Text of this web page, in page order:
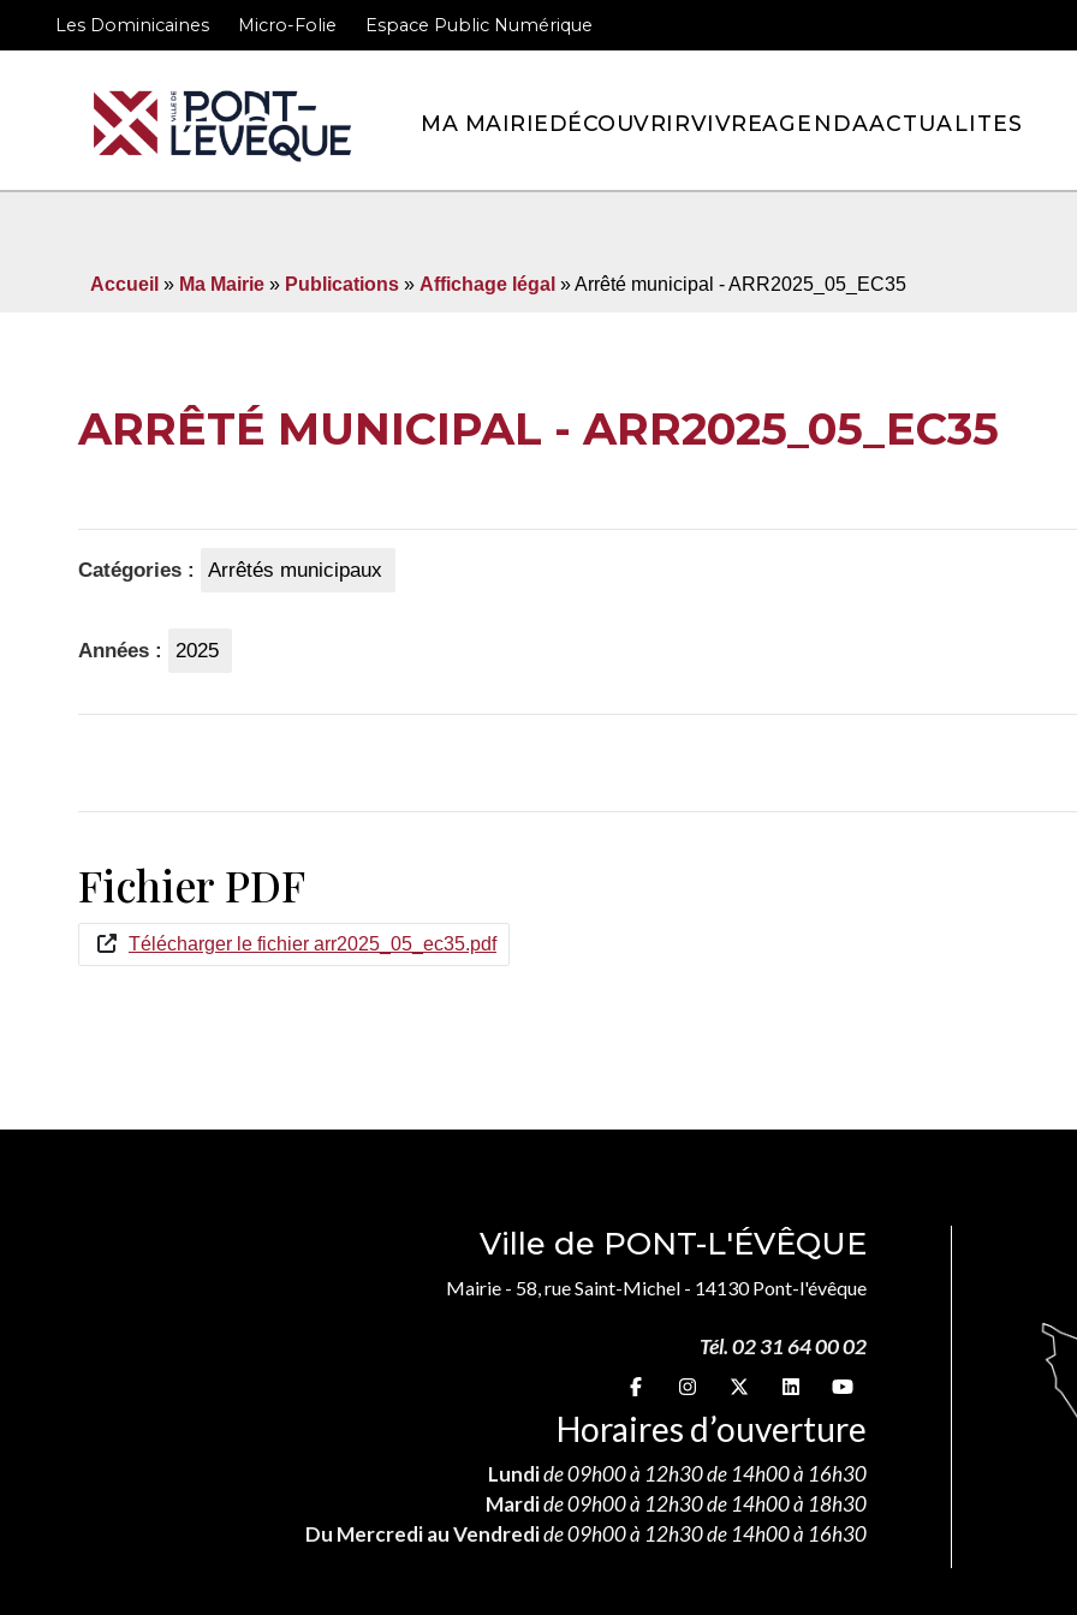
Les Dominicaines Micro-Folie Espace Public Numérique
MA MAIRIEDÉCOUVRIRVIVREAGENDAACTUALITES
Accueil » Ma Mairie » Publications » Affichage légal » Arrêté municipal - ARR2025_05_EC35
ARRÊTÉ MUNICIPAL - ARR2025_05_EC35
Catégories : Arrêtés municipaux
Années : 2025
Fichier PDF
Télécharger le fichier arr2025_05_ec35.pdf
Ville de PONT-L'ÉVÊQUE
Mairie - 58, rue Saint-Michel - 14130 Pont-l'évêque
Tél. 02 31 64 00 02
Suivez-nous sur
Suivez-nous sur
Suivez-nous sur
Suivez-nous sur
Suivez-nous sur
Horaires d’ouverture
Lundide 09h00 à 12h30 de 14h00 à 16h30
Mardide 09h00 à 12h30 de 14h00 à 18h30
Du Mercredi au Vendredide 09h00 à 12h30 de 14h00 à 16h30